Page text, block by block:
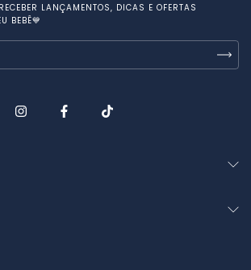
LANÇAMENTOS, DICAS E OFERTAS
BEBÊ💙